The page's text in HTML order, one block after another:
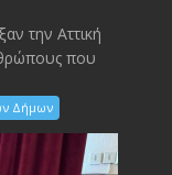
την Αττική
που
Δήμων